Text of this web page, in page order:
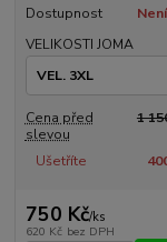
Dostupnost
VELIKOSTI JOMA
Cena před
slevou
1
Ušetříte
750 Kč/ks
620 Kč bez DPH